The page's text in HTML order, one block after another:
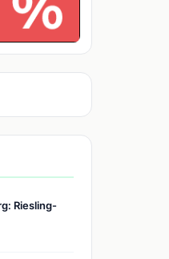
Riesling-